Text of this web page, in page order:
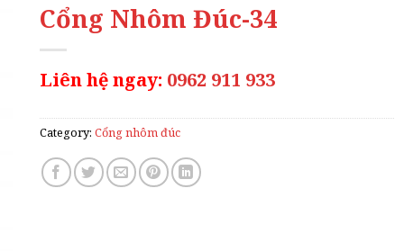
Cổng Nhôm Đúc-34
Liên hệ ngay: 0962 911 933
Category: Cổng nhôm đúc